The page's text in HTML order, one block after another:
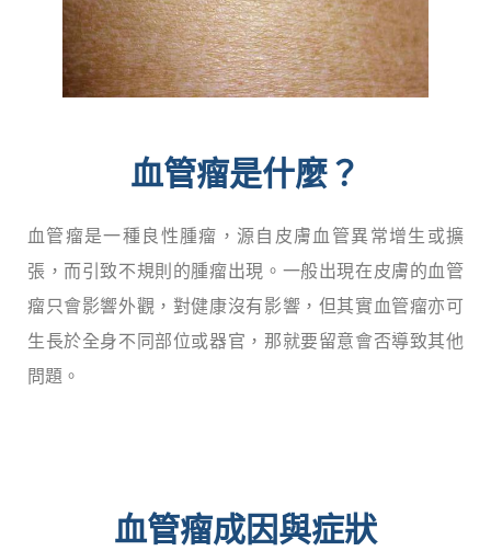
血管瘤是什麼？
血管瘤是一種良性腫瘤，源自皮膚血管異常增生或擴
張，而引致不規則的腫瘤出現。一般出現在皮膚的血管
瘤只會影響外觀，對健康沒有影響，但其實血管瘤亦可
生長於全身不同部位或器官，那就要留意會否導致其他
問題。
血管瘤成因與症狀